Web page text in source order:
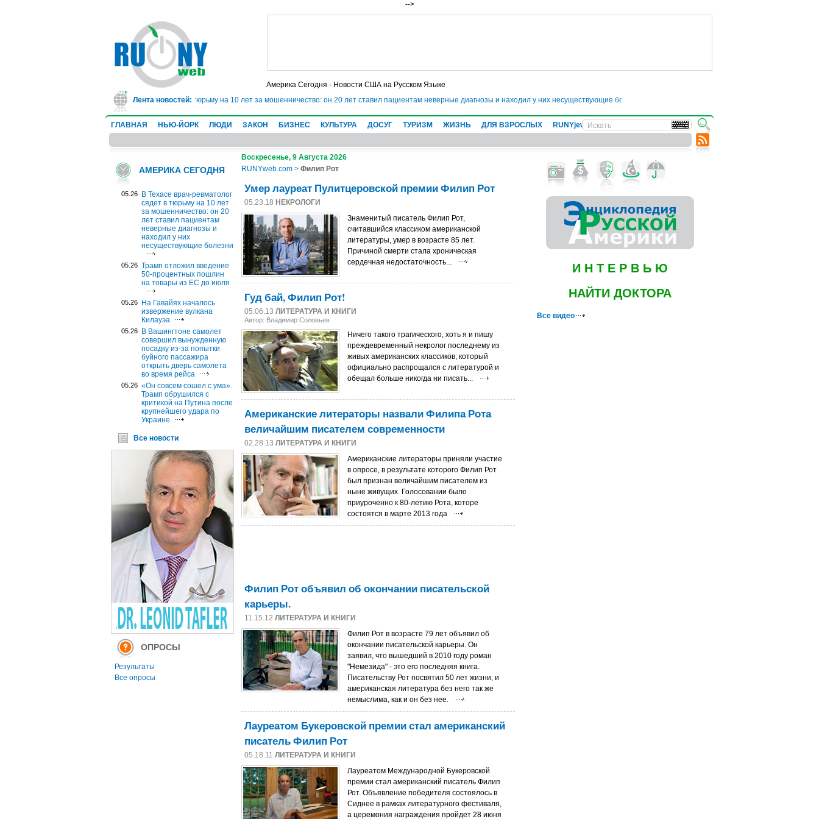
-->
Америка Сегодня - Новости США на Русском Языке
Лента новостей:
В Техасе врач-ревматолог сядет в тюрьму на 10 лет за мошенничество: он 20 лет ставил пациентам неверные диагнозы и находил у них несуществующие болезни
ГЛАВНАЯ НЬЮ-ЙОРК ЛЮДИ ЗАКОН БИЗНЕС КУЛЬТУРА ДОСУГ ТУРИЗМ ЖИЗНЬ ДЛЯ ВЗРОСЛЫХ RUNYjews ВЕСТИ ИЗ УКРАИНЫ
АМЕРИКА СЕГОДНЯ
05.26
В Техасе врач-ревматолог
сядет в тюрьму на 10 лет
за мошенничество: он 20
лет ставил пациентам
неверные диагнозы и
находил у них
несуществующие болезни
05.26 Трамп отложил введение
50-процентных пошлин
на товары из ЕС до июля
05.26
На Гавайях началось
извержение вулкана
Килауэа
05.26
В Вашингтоне самолет
совершил вынужденную
посадку из-за попытки
буйного пассажира
открыть дверь самолета
во время рейса
05.26 «Он совсем сошел с ума».
Трамп обрушился с
критикой на Путина после
крупнейшего удара по
Украине
Все новости
ОПРОСЫ
Результаты
Все опросы
Воскресенье, 9 Августа 2026
RUNYweb.com > Филип Рот
Умер лауреат Пулитцеровской премии Филип Рот
05.23.18 НЕКРОЛОГИ
Знаменитый писатель Филип Рот,
считавшийся классиком американской
литературы, умер в возрасте 85 лет.
Причиной смерти стала хроническая
сердечная недостаточность...
Гуд бай, Филип Рот!
05.06.13 ЛИТЕРАТУРА И КНИГИ
Автор: Владимир Соловьев
Ничего такого трагического, хоть я и пишу
преждевременный некролог последнему из
живых американских классиков, который
официально распрощался с литературой и
обещал больше никогда ни писать...
Американские литераторы назвали Филипа Рота
величайшим писателем современности
02.28.13 ЛИТЕРАТУРА И КНИГИ
Американские литераторы приняли участие
в опросе, в результате которого Филип Рот
был признан величайшим писателем из
ныне живущих. Голосовании было
приуроченно к 80-летию Рота, которе
состоятся в марте 2013 года
Филип Рот объявил об окончании писательской
карьеры.
11.15.12 ЛИТЕРАТУРА И КНИГИ
Филип Рот в возрасте 79 лет объявил об
окончании писательской карьеры. Он
заявил, что вышедший в 2010 году роман
"Немезида" - это его последняя книга.
Писательству Рот посвятил 50 лет жизни, и
американская литература без него так же
немыслима, как и он без нее.
Лауреатом Букеровской премии стал американский
писатель Филип Рот
05.18.11 ЛИТЕРАТУРА И КНИГИ
Лауреатом Международной Букеровской
премии стал американский писатель Филип
Рот. Объявление победителя состоялось в
Сиднее в рамках литературного фестиваля,
а церемония награждения пройдет 28 июня
И Н Т Е Р В Ь Ю
НАЙТИ ДОКТОРА
Все видео